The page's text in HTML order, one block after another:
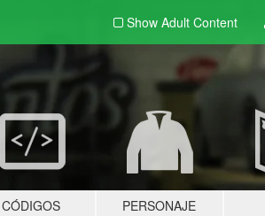
Show Adult Content
CÓDIGOS PERSONAJE